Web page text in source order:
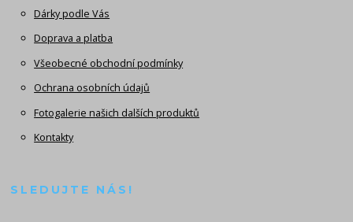
Dárky podle Vás
Doprava a platba
Všeobecné obchodní podmínky
Ochrana osobních údajů
Fotogalerie našich dalších produktů
Kontakty
SLEDUJTE NÁS!